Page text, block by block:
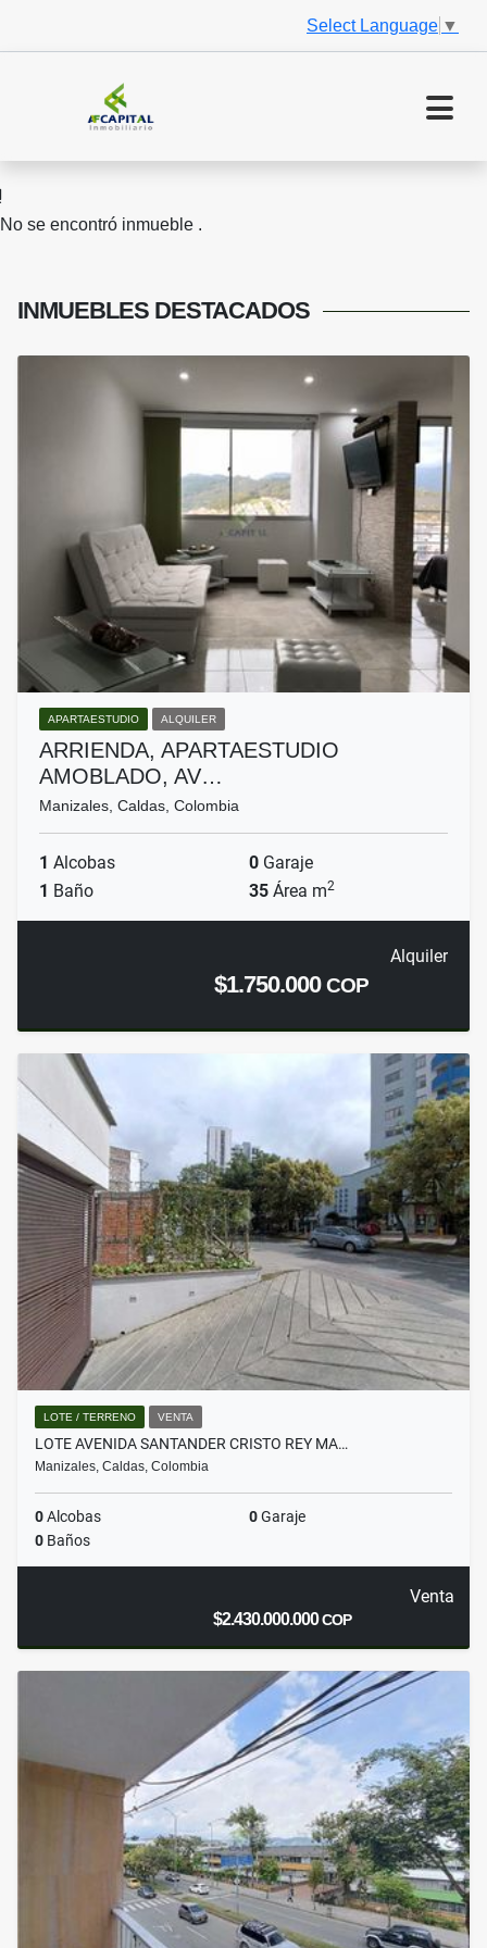
Select Language ▼
No se encontró inmueble .
INMUEBLES DESTACADOS
APARTAESTUDIO ALQUILER
ARRIENDA, APARTAESTUDIO
AMOBLADO, AV…
Manizales, Caldas, Colombia
1 Alcobas 0 Garaje
1 Baño 35 Área m2
Alquiler
$1.750.000COP
LOTE / TERRENO VENTA
LOTE AVENIDA SANTANDER CRISTO REY MA…
Manizales, Caldas, Colombia
0Alcobas 0Garaje
0 Baños
Venta
$2.430.000.000COP